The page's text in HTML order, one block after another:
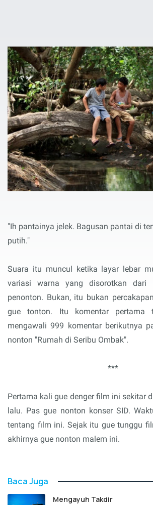
"Ih pantainya jelek. Bagusan pantai di
putih."
Suara itu muncul ketika layar lebar
variasi warna yang disorotkan dari
penonton. Bukan, itu bukan
gue tonton. Itu komentar pertama
mengawali 999 komentar berikutnya
nonton "Rumah di Seribu Ombak".
***
Pertama kali gue denger film ini sekitar
lalu. Pas gue nonton konser SID.
tentang film ini. Sejak itu gue tunggu
akhirnya gue nonton malem ini.
Baca Juga
Mengayuh Takdir